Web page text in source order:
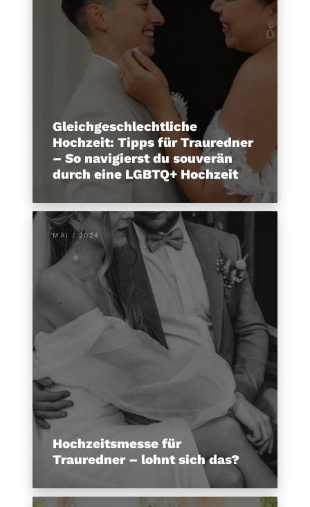
Gleichgeschlechtliche
Hochzeit: Tipps für Trauredner
– So navigierst du souverän
durch eine LGBTQ+ Hochzeit
MAI / 2024
Hochzeitsmesse für
Trauredner – lohnt sich das?